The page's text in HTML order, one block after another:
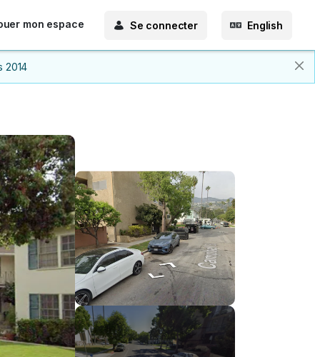
mon espace Se connecter English
2014